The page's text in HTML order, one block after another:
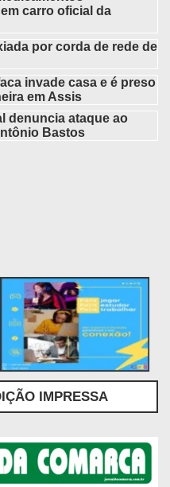
carro oficial da
por corda de rede de
invade casa e é preso
em Assis
denuncia ataque ao
Bastos
IMPRESSA